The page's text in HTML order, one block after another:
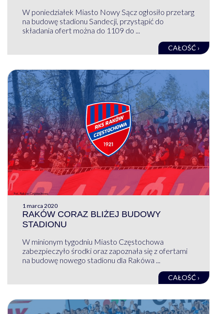
W poniedziałek Miasto Nowy Sącz ogłosiło przetarg
na budowę stadionu Sandecji, przystąpić do
składania ofert można do 1109 do ...
CAŁOŚĆ ›
1 marca 2020
RAKÓW CORAZ BLIŻEJ BUDOWY
STADIONU
W minionym tygodniu Miasto Częstochowa
zabezpieczyło środki oraz zapoznała się z ofertami
na budowę nowego stadionu dla Rakówa ...
CAŁOŚĆ ›